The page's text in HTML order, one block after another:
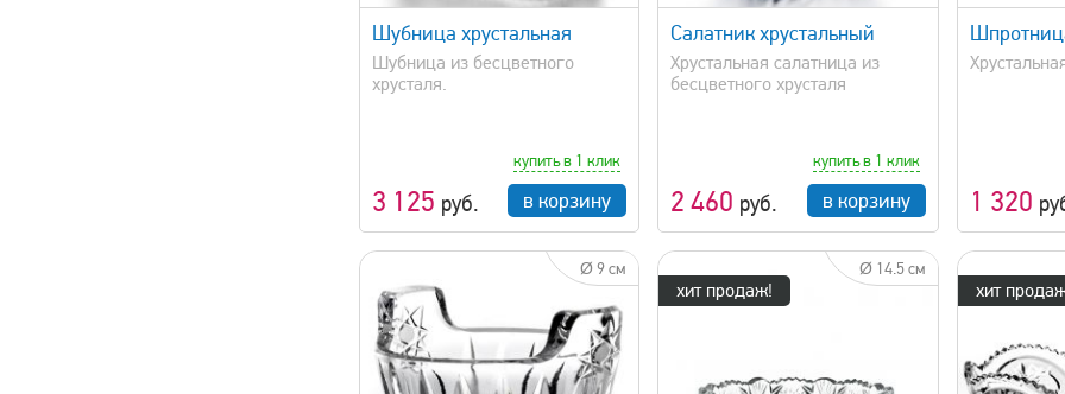
Шубница хрустальная
Шубница из бесцветного
хрусталя.
3 125 руб.
купить в 1 клик
в корзину
Салатник хрустальный
Хрустальная салатница из
бесцветного хрусталя
2 460 руб.
купить в 1 клик
в корзину 1 320
Ø 9 см
хит продаж!
Ø 14.5 см
хит